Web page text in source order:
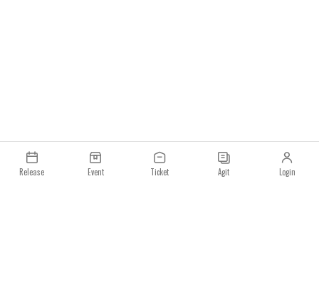
Release Event Ticket Agit Login